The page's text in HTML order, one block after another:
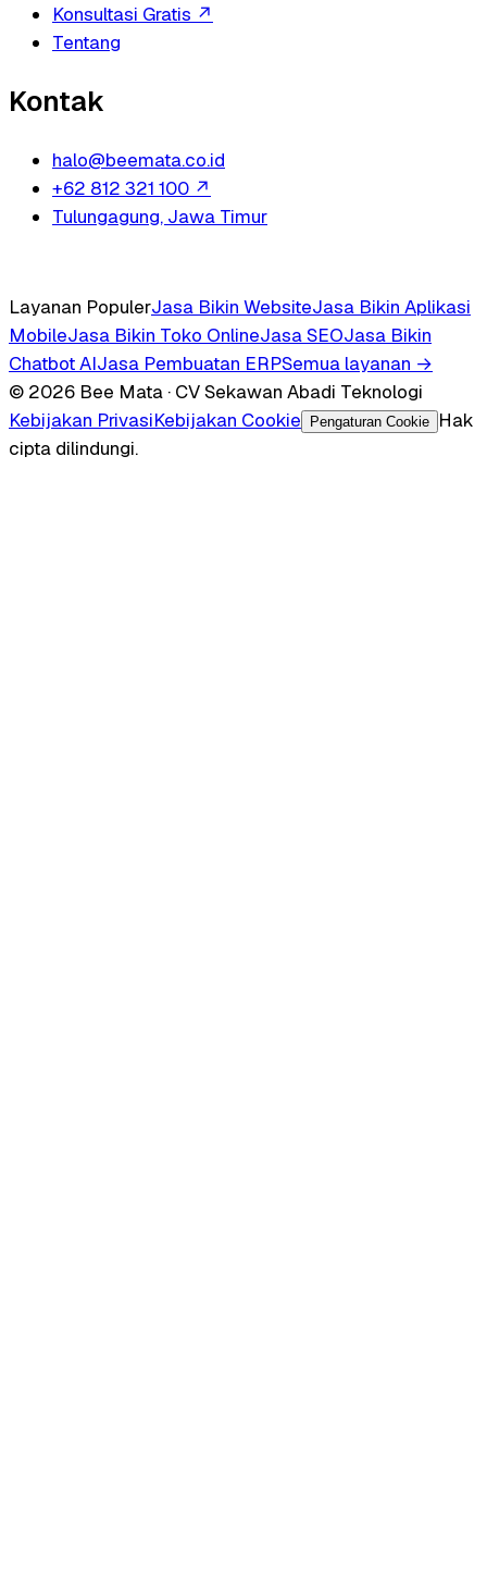
Konsultasi Gratis ↗
Tentang
Kontak
halo@beemata.co.id
+62 812 321 100 ↗
Tulungagung, Jawa Timur
Layanan PopulerJasa Bikin WebsiteJasa Bikin Aplikasi
MobileJasa Bikin Toko OnlineJasa SEOJasa Bikin
Chatbot AIJasa Pembuatan ERPSemua layanan →
© 2026 Bee Mata · CV Sekawan Abadi Teknologi
Kebijakan PrivasiKebijakan Cookie Pengaturan Cookie
Hak
cipta dilindungi.